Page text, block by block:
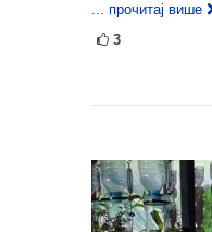
... прочитај више
3